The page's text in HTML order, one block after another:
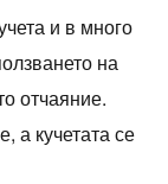
и в много
на
отчаяние.
а кучетата се